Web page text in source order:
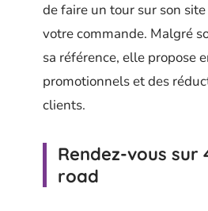
de faire un tour sur son
votre commande. Malgré
sa référence, elle propose
promotionnels et des
clients.
Rendez-vous sur
road